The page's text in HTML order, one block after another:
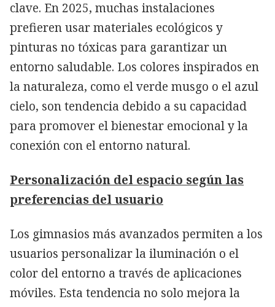
clave. En 2025, muchas instalaciones
prefieren usar materiales ecológicos y
pinturas no tóxicas para garantizar un
entorno saludable. Los colores inspirados en
la naturaleza, como el verde musgo o el azul
cielo, son tendencia debido a su capacidad
para promover el bienestar emocional y la
conexión con el entorno natural.
Personalización del espacio según las
preferencias del usuario
Los gimnasios más avanzados permiten a los
usuarios personalizar la iluminación o el
color del entorno a través de aplicaciones
móviles. Esta tendencia no solo mejora la